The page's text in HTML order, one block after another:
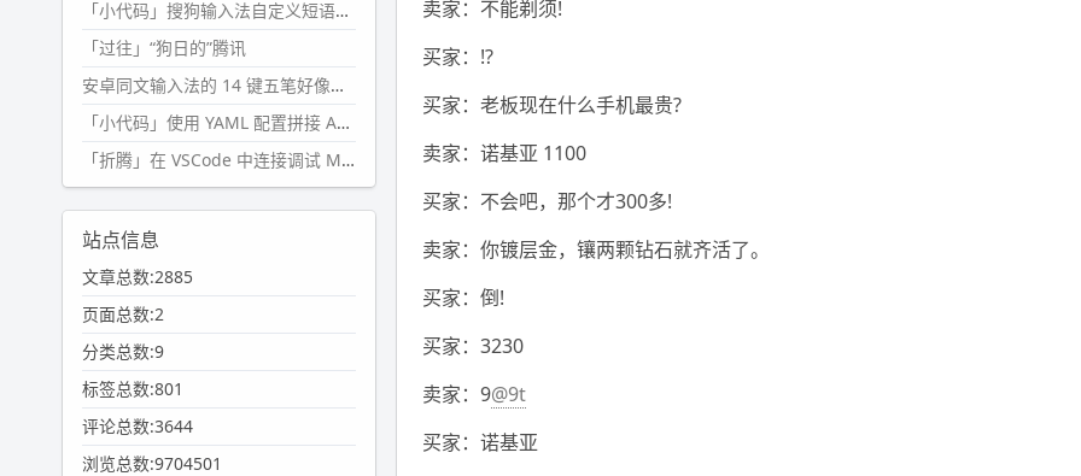
卖家：不能剃须!
买家：!?
买家：老板现在什么手机最贵?
卖家：诺基亚 1100
买家：不会吧，那个才300多!
卖家：你镀层金，镶两颗钻石就齐活了。
买家：倒!
买家：3230
卖家：9@9t
买家：诺基亚
「小代码」搜狗输入法自定义短语分片管理「Python」
「过往」“狗日的”腾讯
安卓同文输入法的 14 键五笔好像终于能用了?
「小代码」使用 YAML 配置拼接 AI 提示词，随机及条件语句
「折腾」在 VSCode 中连接调试 Microsoft Edge
站点信息
文章总数:2885
页面总数:2
分类总数:9
标签总数:801
评论总数:3644
浏览总数:9704501